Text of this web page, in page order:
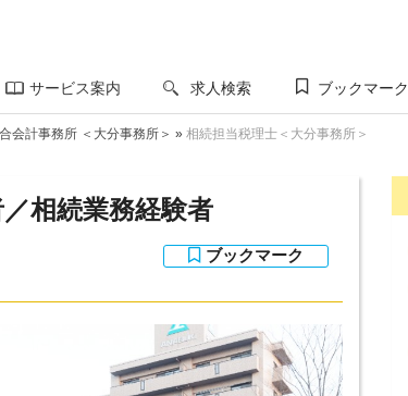
サービス案内 求人検索 ブックマーク
会計事務所 ＜大分事務所＞ » 相続担当税理士＜大分事務所＞
相続業務経験者